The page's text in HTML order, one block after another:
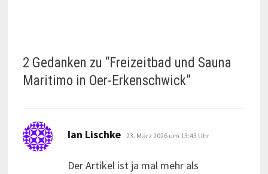
2 Gedanken zu “Freizeitbad und Sauna
Maritimo in Oer-Erkenschwick”
Ian Lischke sagt:
23. März 2026 um 13:43 Uhr
Der Artikel ist ja mal mehr als